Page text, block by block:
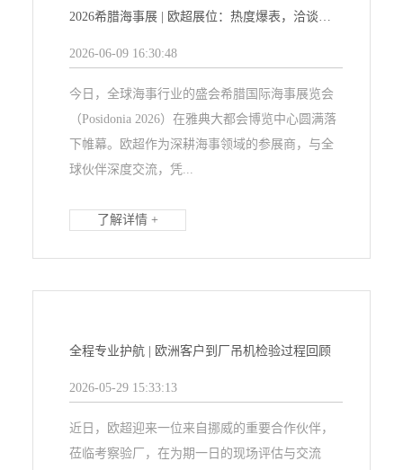
2026希腊海事展 | 欧超展位：热度爆表，洽谈不断！
2026-06-09 16:30:48
今日，全球海事行业的盛会希腊国际海事展览会
（Posidonia 2026）在雅典大都会博览中心圆满落
下帷幕。欧超作为深耕海事领域的参展商，与全
球伙伴深度交流，凭...
了解详情 +
全程专业护航 | 欧洲客户到厂吊机检验过程回顾
2026-05-29 15:33:13
近日，欧超迎来一位来自挪威的重要合作伙伴，
莅临考察验厂，在为期一日的现场评估与交流